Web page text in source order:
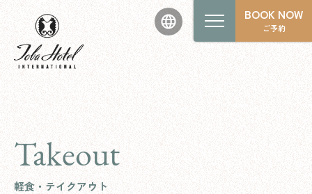
BOOK NOW
ご予約
Takeout
軽食・テイクアウト